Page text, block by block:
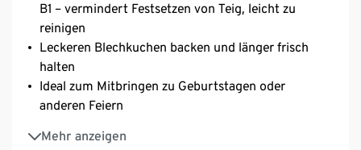
B1 – vermindert Festsetzen von Teig, leicht zu
reinigen
Leckeren Blechkuchen backen und länger frisch
halten
Ideal zum Mitbringen zu Geburtstagen oder
anderen Feiern
Mehr anzeigen
Inkl. Rezeptvorschlägen